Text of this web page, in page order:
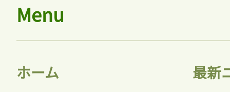
Menu
ホーム 最新